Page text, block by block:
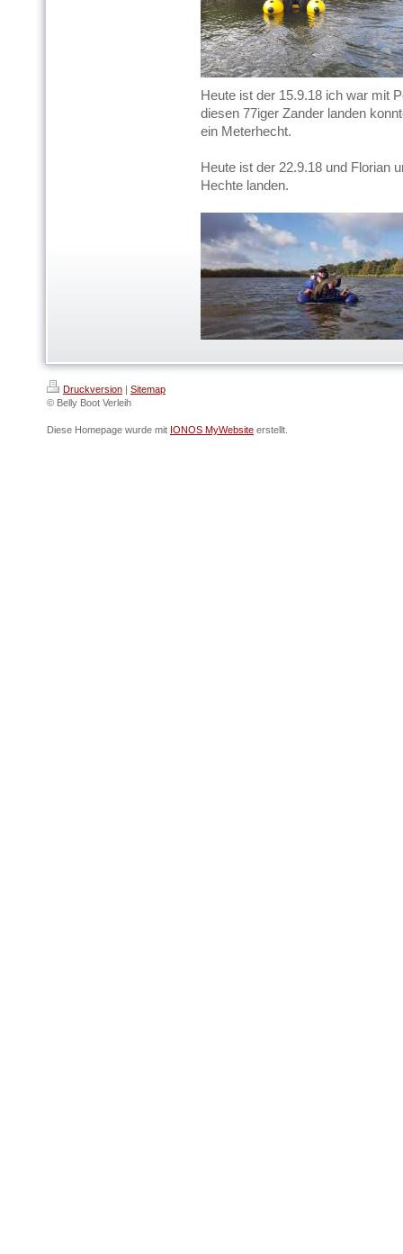
Heute ist der 15.9.18 ich war mit
diesen 77iger Zander landen
ein Meterhecht.
Heute ist der 22.9.18 und Florian
Hechte landen.
Druckversion | Sitemap
© Belly Boot Verleih
Diese Homepage wurde mit IONOS MyWebsite erstellt.